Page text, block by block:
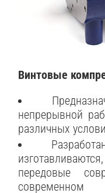
Винтовые
непрерывной
различных
передовые